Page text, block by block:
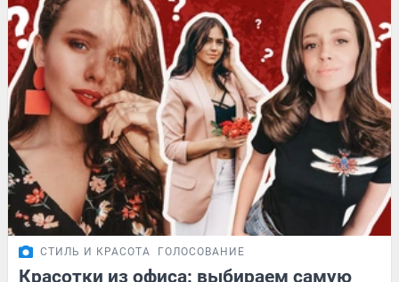
СТИЛЬ И КРАСОТА ГОЛОСОВАНИЕ
Красотки из офиса: выбираем самую